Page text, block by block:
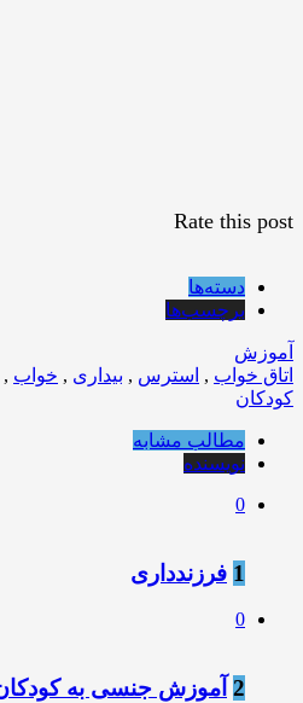
Rate this post
دسته‌ها
برچسب‌ها
آموزش
اتاق خواب , استرس , بیداری , خواب ,
کودکان
مطالب مشابه
نویسنده
0
1 فرزندداری
0
2 ️آموزش جنسی به